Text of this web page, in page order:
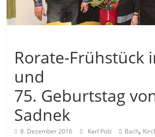
Rorate-Frühstück
und
75. Geburtstag
Sadnek
8. Dezember 2016 Karl Pölz Bach,